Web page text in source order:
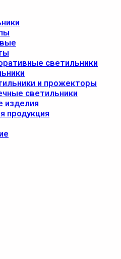
светильники
и прожекторы
светильники
изделия
продукция